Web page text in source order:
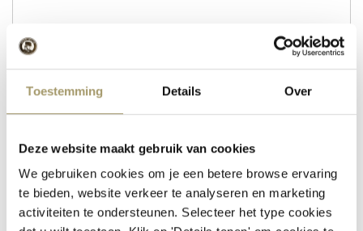
Toestemming Details Over
Deze website maakt gebruik van cookies
We gebruiken cookies om je een betere browse ervaring
te bieden, website verkeer te analyseren en marketing
activiteiten te ondersteunen. Selecteer het type cookies
WEB216
€
30,95
+
−
ACHETER